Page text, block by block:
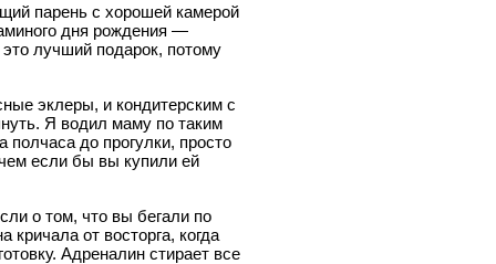
парень с хорошей камерой
дня рождения —
лучший подарок, потому
эклеры, и кондитерским с
Я водил маму по таким
до прогулки, просто
если бы вы купили ей
о том, что вы бегали по
от восторга, когда
Адреналин стирает все